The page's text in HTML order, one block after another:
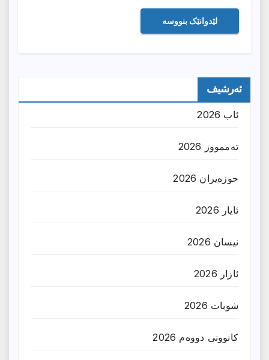
ئەرشیف
ئاب 2026
تەممووز 2026
حوزه‌یران 2026
ئایار 2026
نیسان 2026
ئازار 2026
شوبات 2026
کانوونی دووەم 2026